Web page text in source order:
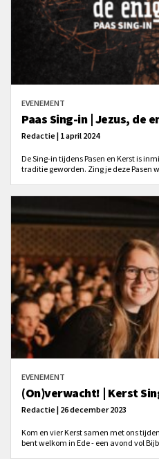
EVENEMENT
Paas Sing-in | Jezus, de
Redactie | 1 april 2024
De Sing-in tijdens Pasen en Kerst is
traditie geworden. Zing je deze Pasen
EVENEMENT
(On)verwacht! | Kerst
Redactie | 26 december 2023
Kom en vier Kerst samen met ons
bent welkom in Ede - een avond vol